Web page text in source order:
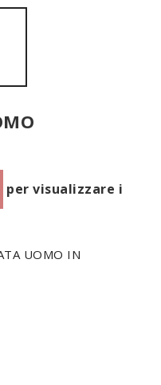
per visualizzare i
UOMO IN